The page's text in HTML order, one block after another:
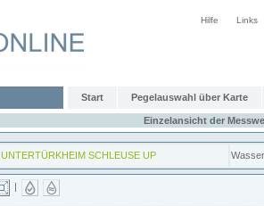
Hilfe Links
Start Pegelauswahl über Karte
Einzelansicht der
UNTERTÜRKHEIM SCHLEUSE UP
|